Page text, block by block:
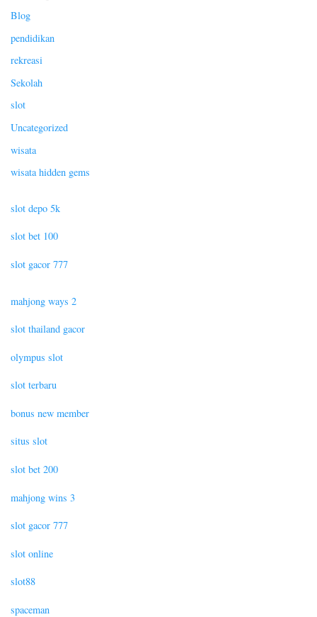
Blog
pendidikan
rekreasi
Sekolah
slot
Uncategorized
wisata
wisata hidden gems
slot depo 5k
slot bet 100
slot gacor 777
mahjong ways 2
slot thailand gacor
olympus slot
slot terbaru
bonus new member
situs slot
slot bet 200
mahjong wins 3
slot gacor 777
slot online
slot88
spaceman